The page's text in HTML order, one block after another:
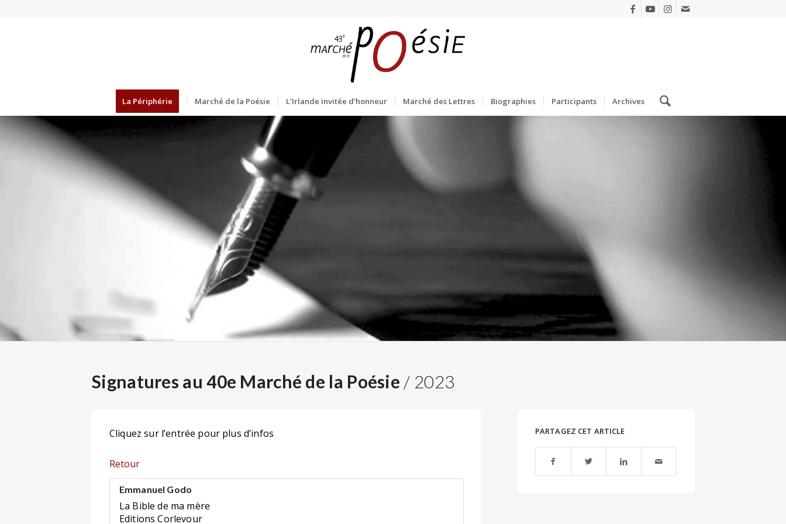
La Périphérie Marché de la Poésie L’Irlande invitée d’honneur Marché des Lettres Biographies Participants Archives
Signatures au 40e Marché de la Poésie / 2023
Cliquez sur l’entrée pour plus d’infos
Retour
Emmanuel Godo
La Bible de ma mère
Editions Corlevour
PARTAGEZ CET ARTICLE